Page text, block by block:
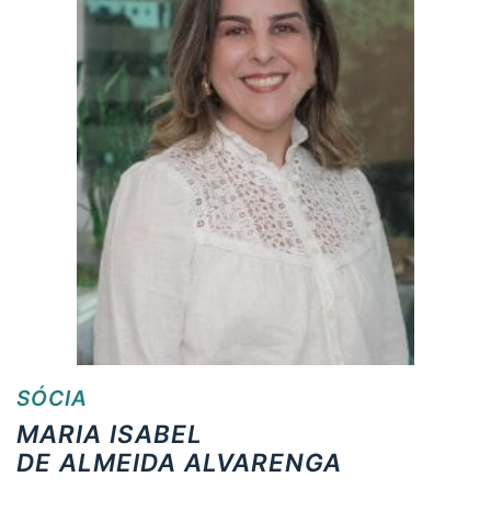
SÓCIA
MARIA ISABEL
DE ALMEIDA ALVARENGA